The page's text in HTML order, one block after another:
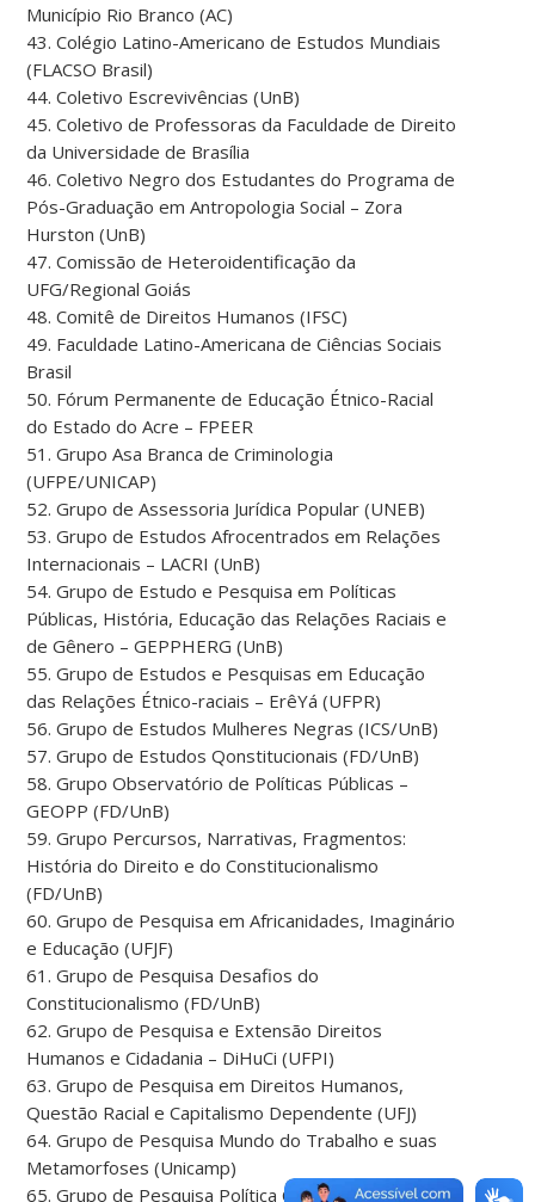
Município Rio Branco (AC)
43. Colégio Latino-Americano de Estudos Mundiais
(FLACSO Brasil)
44. Coletivo Escrevivências (UnB)
45. Coletivo de Professoras da Faculdade de Direito
da Universidade de Brasília
46. Coletivo Negro dos Estudantes do Programa de
Pós-Graduação em Antropologia Social – Zora
Hurston (UnB)
47. Comissão de Heteroidentificação da
UFG/Regional Goiás
48. Comitê de Direitos Humanos (IFSC)
49. Faculdade Latino-Americana de Ciências Sociais
Brasil
50. Fórum Permanente de Educação Étnico-Racial
do Estado do Acre – FPEER
51. Grupo Asa Branca de Criminologia
(UFPE/UNICAP)
52. Grupo de Assessoria Jurídica Popular (UNEB)
53. Grupo de Estudos Afrocentrados em Relações
Internacionais – LACRI (UnB)
54. Grupo de Estudo e Pesquisa em Políticas
Públicas, História, Educação das Relações Raciais e
de Gênero – GEPPHERG (UnB)
55. Grupo de Estudos e Pesquisas em Educação
das Relações Étnico-raciais – ErêYá (UFPR)
56. Grupo de Estudos Mulheres Negras (ICS/UnB)
57. Grupo de Estudos Qonstitucionais (FD/UnB)
58. Grupo Observatório de Políticas Públicas –
GEOPP (FD/UnB)
59. Grupo Percursos, Narrativas, Fragmentos:
História do Direito e do Constitucionalismo
(FD/UnB)
60. Grupo de Pesquisa em Africanidades, Imaginário
e Educação (UFJF)
61. Grupo de Pesquisa Desafios do
Constitucionalismo (FD/UnB)
62. Grupo de Pesquisa e Extensão Direitos
Humanos e Cidadania – DiHuCi (UFPI)
63. Grupo de Pesquisa em Direitos Humanos,
Questão Racial e Capitalismo Dependente (UFJ)
64. Grupo de Pesquisa Mundo do Trabalho e suas
Metamorfoses (Unicamp)
65. Grupo de Pesquisa Política Criminal (UnB e